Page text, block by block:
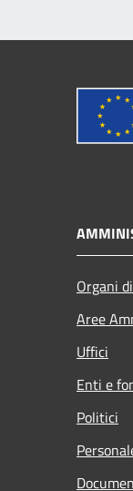
Organi
Aree
Uffici
Enti e
Politici